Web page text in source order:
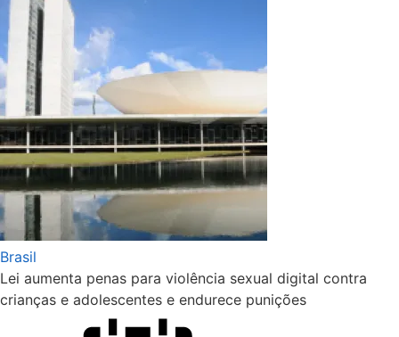
Brasil
Lei aumenta penas para violência sexual digital contra
crianças e adolescentes e endurece punições